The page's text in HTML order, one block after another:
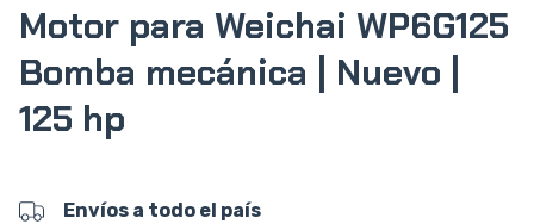
Motor para Weichai WP6G125
Bomba mecánica | Nuevo |
125 hp
Envíos a todo el país